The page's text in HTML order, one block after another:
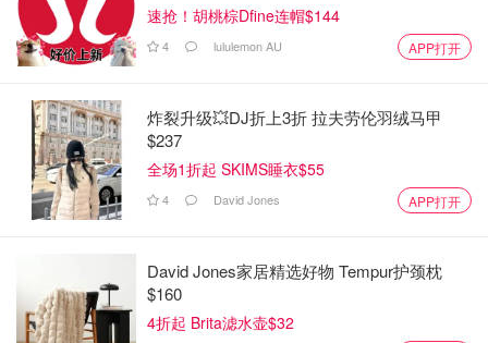
速抢！胡桃棕Dfine连帽$144
4 lululemon AU APP打开
炸裂升级💥DJ折上3折 拉夫劳伦羽绒马甲
$237
全场1折起 SKIMS睡衣$55
4 David Jones APP打开
David Jones家居精选好物 Tempur护颈枕
$160
4折起 Brita滤水壶$32